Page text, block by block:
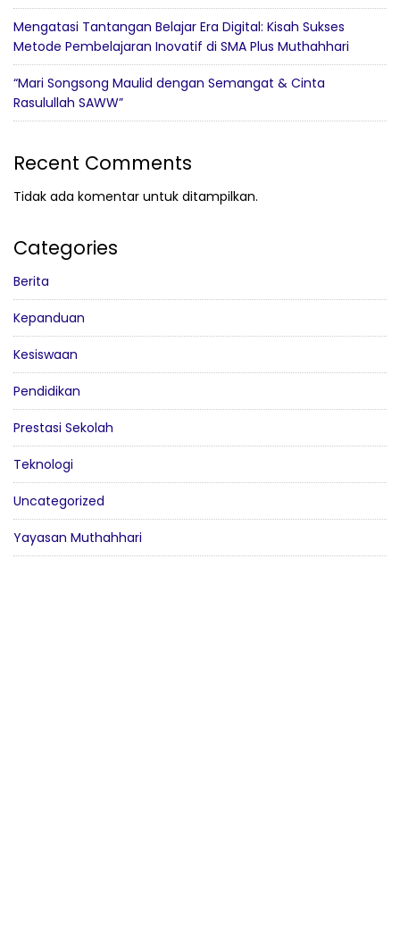
Mengatasi Tantangan Belajar Era Digital: Kisah Sukses
Metode Pembelajaran Inovatif di SMA Plus Muthahhari
“Mari Songsong Maulid dengan Semangat & Cinta
Rasulullah SAWW”
Recent Comments
Tidak ada komentar untuk ditampilkan.
Categories
Berita
Kepanduan
Kesiswaan
Pendidikan
Prestasi Sekolah
Teknologi
Uncategorized
Yayasan Muthahhari